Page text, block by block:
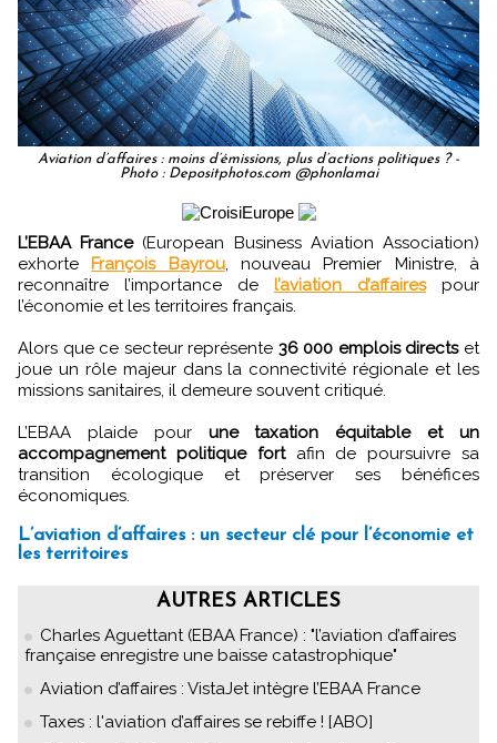
Aviation d’affaires : moins d’émissions, plus d’actions politiques ? -
Photo : Depositphotos.com @phonlamai
L’EBAA France(European Business Aviation Association)
exhorte François Bayrou, nouveau Premier Ministre, à
reconnaître l’importance de l’aviation d’affairespour
l’économie et les territoires français.
Alors que ce secteur représente 36 000 emplois directset
joue un rôle majeur dans la connectivité régionale et les
missions sanitaires, il demeure souvent critiqué.
L’EBAA plaide pour une taxation équitable et un
accompagnement politique fortafin de poursuivre sa
transition écologique et préserver ses bénéfices
économiques.
L’aviation d’affaires : un secteur clé pour l’économie et
les territoires
AUTRES ARTICLES
Charles Aguettant (EBAA France) : "l’aviation d’affaires
française enregistre une baisse catastrophique"
Aviation d’affaires : VistaJet intègre l’EBAA France
Taxes : l'aviation d’affaires se rebiffe ! [ABO]